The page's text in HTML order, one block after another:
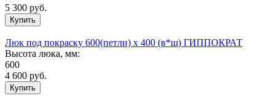
5 300 руб.
Люк под покраску 600(петли) х 400 (в*ш) ГИППОКРАТ
Высота люка, мм:
600
4 600 руб.